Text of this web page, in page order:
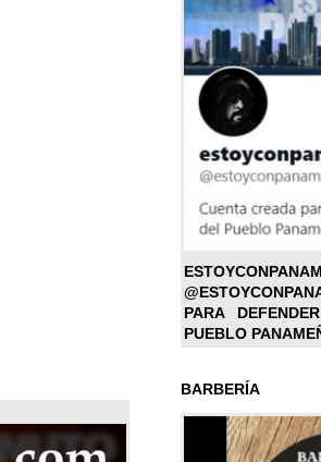
PARA
PUEBLO
BARBERÍA